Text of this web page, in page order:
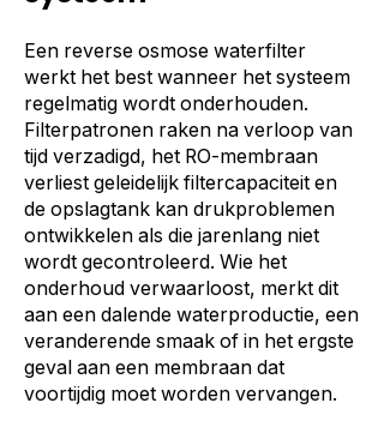
Een reverse osmose waterfilter
werkt het best wanneer het systeem
regelmatig wordt onderhouden.
Filterpatronen raken na verloop van
tijd verzadigd, het RO-membraan
verliest geleidelijk filtercapaciteit en
de opslagtank kan drukproblemen
ontwikkelen als die jarenlang niet
wordt gecontroleerd. Wie het
onderhoud verwaarloost, merkt dit
aan een dalende waterproductie, een
veranderende smaak of in het ergste
geval aan een membraan dat
voortijdig moet worden vervangen.